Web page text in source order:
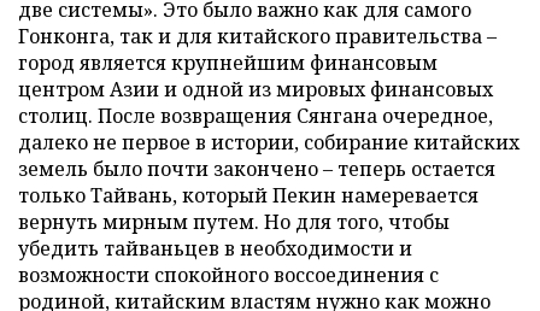
две системы». Это было важно как для самого
Гонконга, так и для китайского правительства –
город является крупнейшим финансовым
центром Азии и одной из мировых финансовых
столиц. После возвращения Сянгана очередное,
далеко не первое в истории, собирание китайских
земель было почти закончено – теперь остается
только Тайвань, который Пекин намеревается
вернуть мирным путем. Но для того, чтобы
убедить тайваньцев в необходимости и
возможности спокойного воссоединения с
родиной, китайским властям нужно как можно